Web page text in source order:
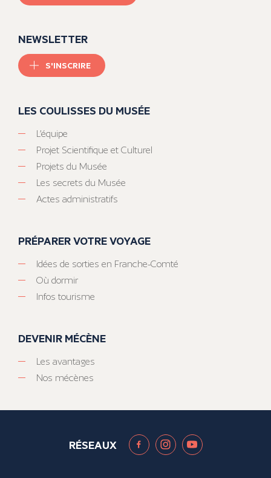
NEWSLETTER
S'INSCRIRE
LES COULISSES DU MUSÉE
L’équipe
Projet Scientifique et Culturel
Projets du Musée
Les secrets du Musée
Actes administratifs
PRÉPARER VOTRE VOYAGE
Idées de sorties en Franche-Comté
Où dormir
Infos tourisme
DEVENIR MÉCÈNE
Les avantages
Nos mécènes
RÉSEAUX